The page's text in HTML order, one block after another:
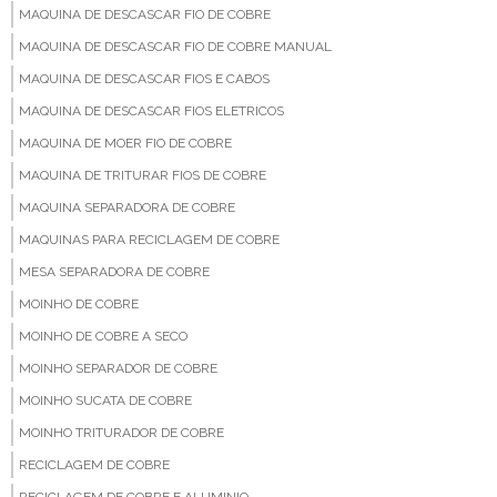
MAQUINA DE DESCASCAR FIO DE COBRE
MAQUINA DE DESCASCAR FIO DE COBRE MANUAL
MAQUINA DE DESCASCAR FIOS E CABOS
MAQUINA DE DESCASCAR FIOS ELETRICOS
MAQUINA DE MOER FIO DE COBRE
MAQUINA DE TRITURAR FIOS DE COBRE
MAQUINA SEPARADORA DE COBRE
MAQUINAS PARA RECICLAGEM DE COBRE
MESA SEPARADORA DE COBRE
MOINHO DE COBRE
MOINHO DE COBRE A SECO
MOINHO SEPARADOR DE COBRE
MOINHO SUCATA DE COBRE
MOINHO TRITURADOR DE COBRE
RECICLAGEM DE COBRE